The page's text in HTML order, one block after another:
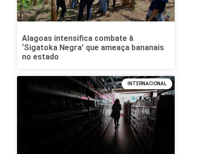
Alagoas intensifica combate à
‘Sigatoka Negra’ que ameaça bananais
no estado
INTERNACIONAL